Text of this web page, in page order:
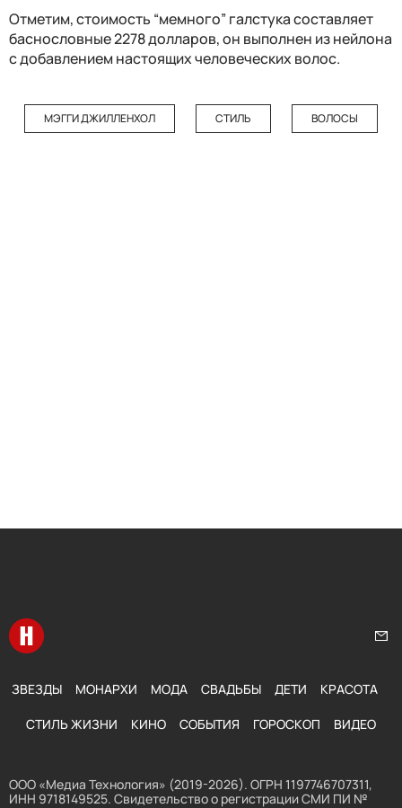
Отметим, стоимость “мемного” галстука составляет
баснословные 2278 долларов, он выполнен из нейлона
с добавлением настоящих человеческих волос.
МЭГГИ ДЖИЛЛЕНХОЛ СТИЛЬ ВОЛОСЫ
Перейти на главную
ЗВЕЗДЫ МОНАРХИ МОДА СВАДЬБЫ ДЕТИ КРАСОТА
СТИЛЬ ЖИЗНИ КИНО СОБЫТИЯ ГОРОСКОП ВИДЕО
ООО «Медиа Технология» (2019-2026). ОГРН 1197746707311,
ИНН 9718149525. Свидетельство о регистрации СМИ ПИ №